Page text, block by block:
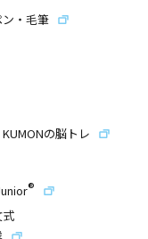
・毛筆
の脳トレ
®